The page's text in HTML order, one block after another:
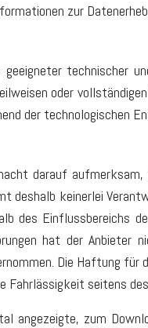
zur
geeigneter technischer
oder
der technologischen
darauf
deshalb keinerlei
des Einflussbereichs
hat der Anbieter
Die Haftung für
Fahrlässigkeit seitens
angezeigte, zum